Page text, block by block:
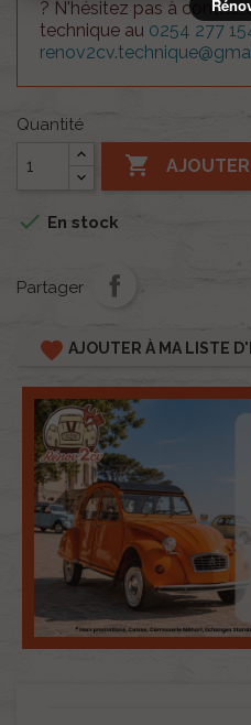
? N'hésitez pas à
technique au 0254 277
Quantité

 En stock
Partager
favorite AJOUTER À MA LISTE